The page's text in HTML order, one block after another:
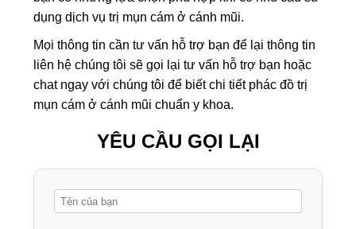
dụng dịch vụ trị mụn cám ở cánh mũi.
Mọi thông tin cần tư vấn hỗ trợ bạn để lại thông tin
liên hệ chúng tôi sẽ gọi lại tư vấn hỗ trợ bạn hoặc
chat ngay với chúng tôi để biết chi tiết phác đồ trị
mụn cám ở cánh mũi chuẩn y khoa.
YÊU CẦU GỌI LẠI